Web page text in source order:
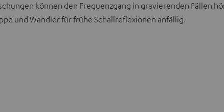
können den Frequenzgang in gravierenden Fällen
und Wandler für frühe Schallreflexionen anfällig.